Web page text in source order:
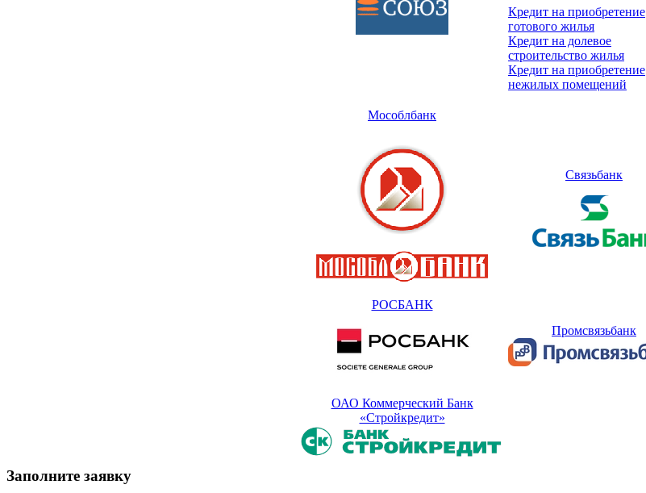
Кредит на приобретение
готового жилья
Кредит на долевое
строительство жилья
Кредит на приобретение
нежилых помещений
Мособлбанк
Связьбанк
РОСБАНК
Промсвязьбанк
ОАО Коммерческий Банк
«Стройкредит»
Заполните заявку